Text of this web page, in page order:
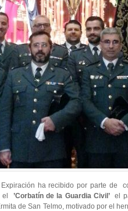
ha recibido por parte de
’Corbatín de la Guardia Civil’el
de San Telmo, motivado por el